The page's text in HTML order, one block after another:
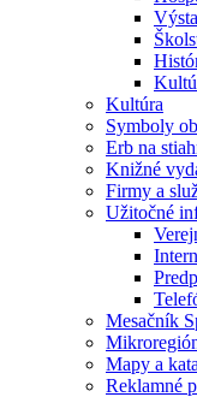
Kultúra
Symboly
Erb na
Knižné
Firmy a
Užitočné
Mesačník
Mapy a
Reklamné